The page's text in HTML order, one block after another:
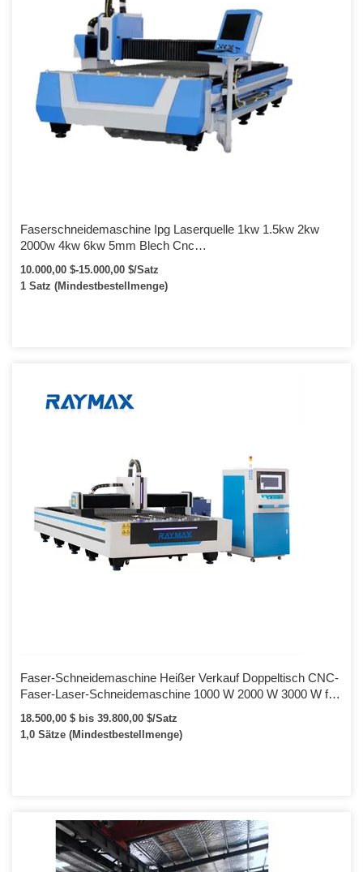
Faserschneidemaschine Ipg Laserquelle 1kw 1.5kw 2kw
2000w 4kw 6kw 5mm Blech Cnc
Faserlaserschneidemaschine zum Verkauf
10.000,00 $-15.000,00 $/Satz
1 Satz (Mindestbestellmenge)
Faser-Schneidemaschine Heißer Verkauf Doppeltisch CNC-
Faser-Laser-Schneidemaschine 1000 W 2000 W 3000 W für
Metall Kohlenstoffstahl Edelstahl
18.500,00 $ bis 39.800,00 $/Satz
1,0 Sätze (Mindestbestellmenge)